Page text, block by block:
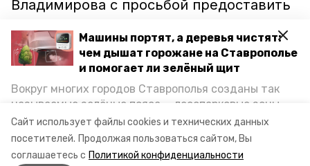
Сайт использует файлы cookies и технических данных
посетителей. Продолжая пользоваться сайтом, Вы
соглашаетесь с Политикой конфиденциальности
Машины портят, а деревья чистят:
чем дышат горожане на Ставрополье
и помогает ли зелёный щит
Вокруг многих городов Ставрополья созданы так
называемые зелёные пояса — лесопарковые зоны,
снижающие негативное воздействие выхлопных
газов на атмосферу. Справляются ли они с
постоянно растущим потоком автотранспорта и
Владимирова с просьбой предоставить
В минЖКХ Ставрополья уточнили, что
подготовил смету на капремонт
аварийных участков. Обновить водовод
планируется уже в 2021 году.